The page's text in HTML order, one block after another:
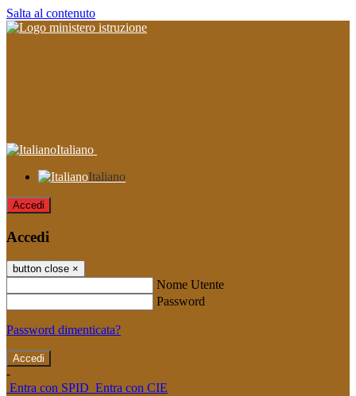
Salta al contenuto
Italiano
Italiano
Accedi
Accedi
button close ×
Nome Utente
Password
Password dimenticata?
-
Entra con SPID Entra con CIE